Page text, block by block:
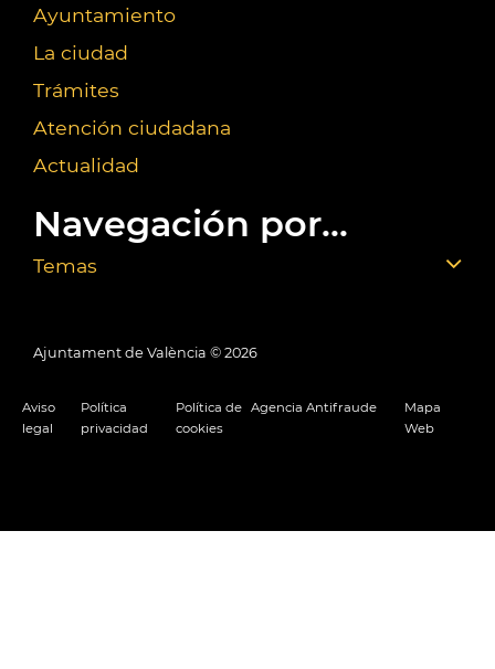
Ayuntamiento
La ciudad
Trámites
Atención ciudadana
Actualidad
Navegación por...
Temas
Ajuntament de València © 2026
Aviso
legal
Política
privacidad
Política de
cookies
Agencia Antifraude
Mapa
Web